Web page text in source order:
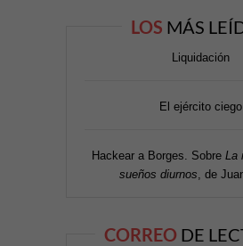
LOS MÁS
Liquidación
El ejército ciego
Hackear a Borges. Sobre La
sueños diurnos , de
CORREO DE